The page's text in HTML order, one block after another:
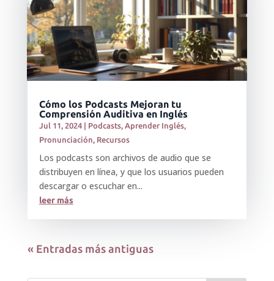
Cómo los Podcasts Mejoran tu
Comprensión Auditiva en Inglés
Jul 11, 2024| Podcasts, Aprender Inglés,
Pronunciación, Recursos
Los podcasts son archivos de audio que se
distribuyen en línea, y que los usuarios pueden
descargar o escuchar en...
leer más
« Entradas más antiguas